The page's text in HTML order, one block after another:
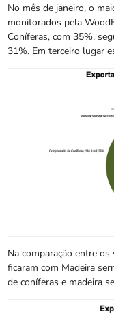
No mês de janeiro, o
monitorados pela
Coníferas, com 35%,
31%. Em terceiro lugar
Na comparação entre
ficaram com Madeira
de coníferas e madeira